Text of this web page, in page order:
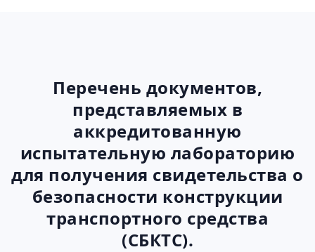
Перечень документов,
представляемых в
аккредитованную
испытательную лабораторию
для получения свидетельства о
безопасности конструкции
транспортного средства
(СБКТС).